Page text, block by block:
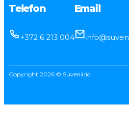
Telefon
+372 6 213 004
Email
Copyright 2026 © Suveniirid